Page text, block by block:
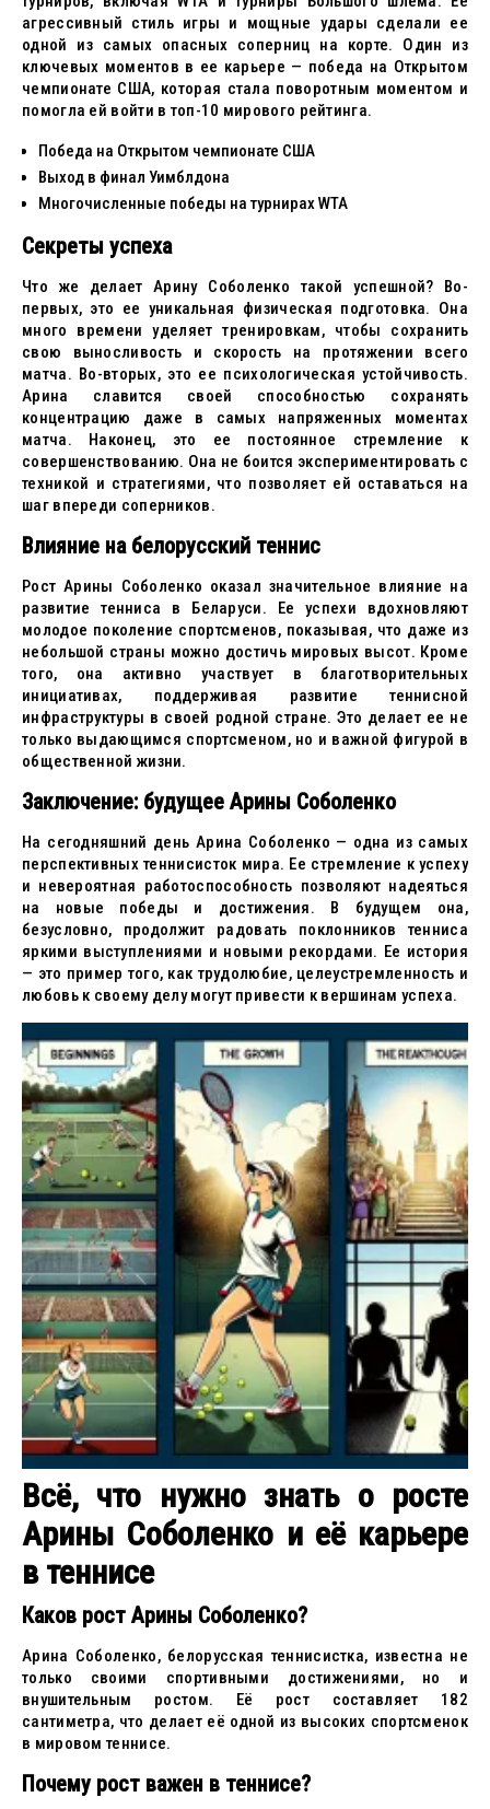
агрессивный стиль игры и мощные удары сделали ее
одной из самых опасных соперниц на корте. Один из
ключевых моментов в ее карьере — победа на Открытом
чемпионате США, которая стала поворотным моментом и
помогла ей войти в топ-10 мирового рейтинга.
Победа на Открытом чемпионате США
Выход в финал Уимблдона
Многочисленные победы на турнирах WTA
Секреты успеха
Что же делает Арину Соболенко такой успешной? Во-
первых, это ее уникальная физическая подготовка. Она
много времени уделяет тренировкам, чтобы сохранить
свою выносливость и скорость на протяжении всего
матча. Во-вторых, это ее психологическая устойчивость.
Арина славится своей способностью сохранять
концентрацию даже в самых напряженных моментах
матча. Наконец, это ее постоянное стремление к
совершенствованию. Она не боится экспериментировать с
техникой и стратегиями, что позволяет ей оставаться на
шаг впереди соперников.
Влияние на белорусский теннис
Рост Арины Соболенко оказал значительное влияние на
развитие тенниса в Беларуси. Ее успехи вдохновляют
молодое поколение спортсменов, показывая, что даже из
небольшой страны можно достичь мировых высот. Кроме
того, она активно участвует в благотворительных
инициативах, поддерживая развитие теннисной
инфраструктуры в своей родной стране. Это делает ее не
только выдающимся спортсменом, но и важной фигурой в
общественной жизни.
Заключение: будущее Арины Соболенко
На сегодняшний день Арина Соболенко — одна из самых
перспективных теннисисток мира. Ее стремление к успеху
и невероятная работоспособность позволяют надеяться
на новые победы и достижения. В будущем она,
безусловно, продолжит радовать поклонников тенниса
яркими выступлениями и новыми рекордами. Ее история
— это пример того, как трудолюбие, целеустремленность и
любовь к своему делу могут привести к вершинам успеха.
Всё, что нужно знать о росте
Арины Соболенко и её карьере
в теннисе
Каков рост Арины Соболенко?
Арина Соболенко, белорусская теннисистка, известна не
только своими спортивными достижениями, но и
внушительным ростом. Её рост составляет 182
сантиметра, что делает её одной из высоких спортсменок
в мировом теннисе.
Почему рост важен в теннисе?